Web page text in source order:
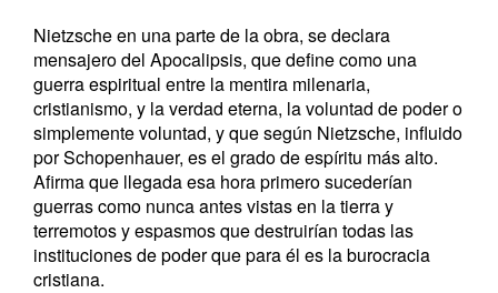
Nietzsche en una parte de la obra, se declara
mensajero del Apocalipsis, que define como una
guerra espiritual entre la mentira milenaria,
cristianismo, y la verdad eterna, la voluntad de poder o
simplemente voluntad, y que según Nietzsche, influido
por Schopenhauer, es el grado de espíritu más alto.
Afirma que llegada esa hora primero sucederían
guerras como nunca antes vistas en la tierra y
terremotos y espasmos que destruirían todas las
instituciones de poder que para él es la burocracia
cristiana.